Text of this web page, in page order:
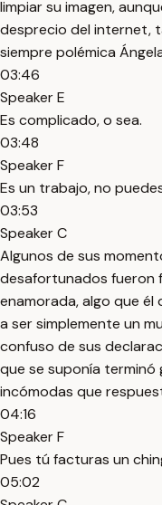
limpiar su imagen,
desprecio del internet,
siempre polémica
03:46
Speaker E
Es complicado, o sea.
03:48
Speaker F
Es un trabajo, no
03:53
Speaker C
Algunos de sus
desafortunados fueron
enamorada, algo que
a ser simplemente un
confuso de sus
que se suponía
incómodas que
04:16
Speaker F
Pues tú facturas un
05:02